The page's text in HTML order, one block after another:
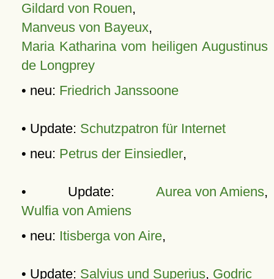
Gildard von Rouen,
Manveus von Bayeux,
Maria Katharina vom heiligen Augustinus
de Longprey
• neu: Friedrich Janssoone
• Update: Schutzpatron für Internet
• neu: Petrus der Einsiedler,
• Update: Aurea von Amiens,
Wulfia von Amiens
• neu: Itisberga von Aire,
• Update: Salvius und Superius, Godric